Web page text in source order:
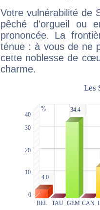
Votre vulnérabilité de
pêché d'orgueil ou
prononcée. La
ténue : à vous de ne
cette noblesse de
charme.